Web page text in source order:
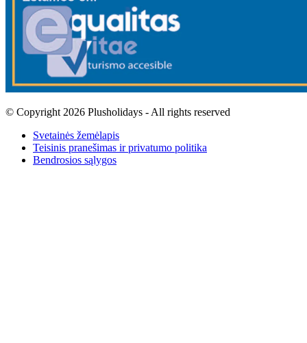
© Copyright 2026 Plusholidays - All rights reserved
Svetainės žemėlapis
Teisinis pranešimas ir privatumo politika
Bendrosios sąlygos